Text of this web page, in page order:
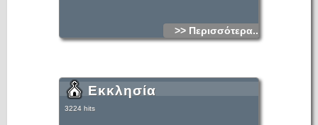
>> Περισσότερα...
Εκκλησία
3224 hits